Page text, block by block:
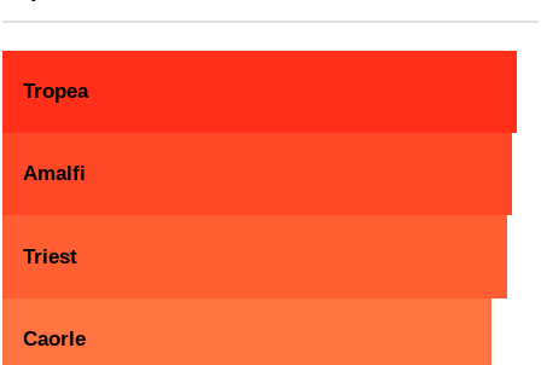
Tropea
Amalfi
Triest
Caorle